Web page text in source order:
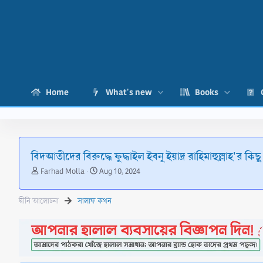
Home What's new Books
বিদআতীদের বিরুদ্ধে ফুদ্ধাইল ইবনু ইয়াদ্র রাহিমাহুল্লাহ'র
T
r
e
d
s
t
a
Farhad Molla
S
a
r
d
a
t
e
Aug 10, 2024
দ্বীনি আলোচনা সালাফ কথন